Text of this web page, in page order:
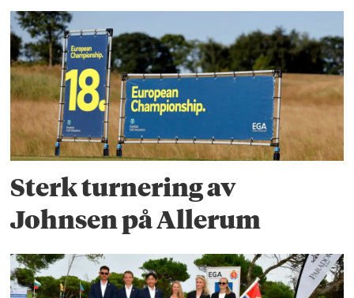
Sterk turnering av
Johnsen på Allerum